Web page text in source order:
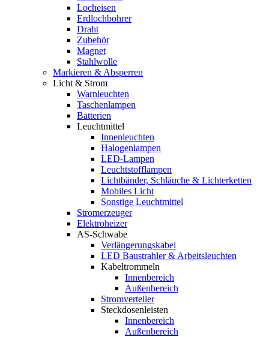
Locheisen
Erdlochbohrer
Draht
Zubehör
Magnet
Stahlwolle
Markieren & Absperren
Licht & Strom
Warnleuchten
Taschenlampen
Batterien
Leuchtmittel
Innenleuchten
Halogenlampen
LED-Lampen
Leuchtstofflampen
Lichtbänder, Schläuche & Lichterketten
Mobiles Licht
Sonstige Leuchtmittel
Stromerzeuger
Elektroheizer
AS-Schwabe
Verlängerungskabel
LED Baustrahler & Arbeitsleuchten
Kabeltrommeln
Innenbereich
Außenbereich
Stromverteiler
Steckdosenleisten
Innenbereich
Außenbereich